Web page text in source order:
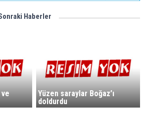
Haberler
Yüzen saraylar Boğaz’ı
doldurdu